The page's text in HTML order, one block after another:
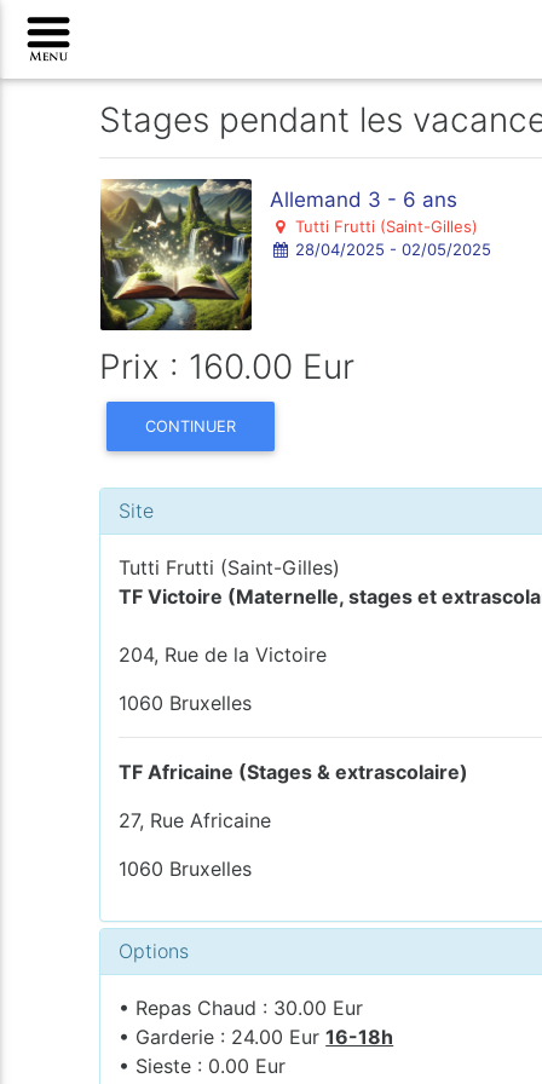
Stages pendant les
Allemand 3 - 6 ans
Tutti Frutti (Saint-Gilles)
28/04/2025 - 02/05/2025
Prix : 160.00 Eur
CONTINUER
Site
Tutti Frutti (Saint-Gilles)
TF Victoire (Maternelle, stages et
204, Rue de la Victoire
1060 Bruxelles
TF Africaine (Stages & extrascolaire)
27, Rue Africaine
1060 Bruxelles
Options
• Repas Chaud : 30.00 Eur
• Garderie : 24.00 Eur16-18h
• Sieste : 0.00 Eur